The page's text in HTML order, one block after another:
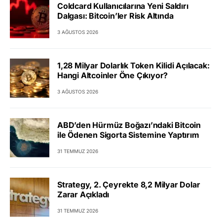
Coldcard Kullanıcılarına Yeni Saldırı
Dalgası: Bitcoin’ler Risk Altında
3 AĞUSTOS 2026
1,28 Milyar Dolarlık Token Kilidi Açılacak:
Hangi Altcoinler Öne Çıkıyor?
3 AĞUSTOS 2026
ABD’den Hürmüz Boğazı’ndaki Bitcoin
ile Ödenen Sigorta Sistemine Yaptırım
31 TEMMUZ 2026
Strategy, 2. Çeyrekte 8,2 Milyar Dolar
Zarar Açıkladı
31 TEMMUZ 2026